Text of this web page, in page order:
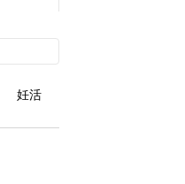
妊活